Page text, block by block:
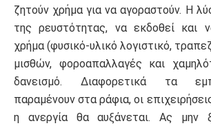
ζητούν χρήμα για να αγοραστούν. Η
της ρευστότητας, να εκδοθεί και
χρήμα (φυσικό-υλικό λογιστικό,
μισθών, φοροαπαλλαγές και
δανεισμό. Διαφορετικά τα
παραμένουν στα ράφια, οι
η ανεργία θα αυξάνεται. Ας μην